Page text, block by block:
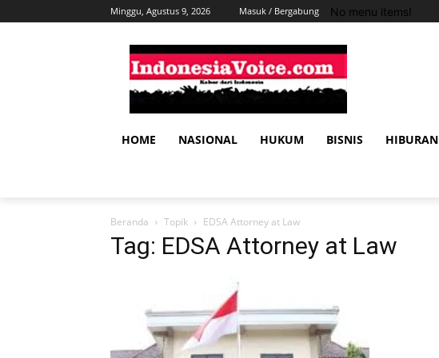
Minggu, Agustus 9, 2026 Masuk / Bergabung No menu items!
HOME NASIONAL HUKUM BISNIS HIBURAN
Beranda Topik EDSA Attorney at Law
Tag: EDSA Attorney at Law